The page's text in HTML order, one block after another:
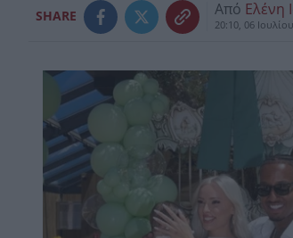
SHARE Από Ελένη
20:10, 06